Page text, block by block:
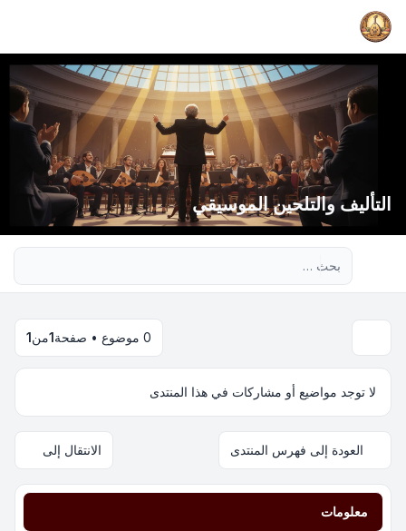
التأليف والتلحين الموسيقي
0 موضوع • صفحة 1من1
لا توجد مواضيع أو مشاركات في هذا المنتدى
العودة إلى فهرس المنتدى الانتقال إلى
معلومات